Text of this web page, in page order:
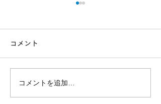
浜松市の省エネ・節約
コメント
コメントを追加…